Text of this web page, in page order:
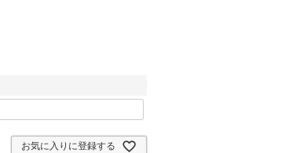
お気に入りに登録する